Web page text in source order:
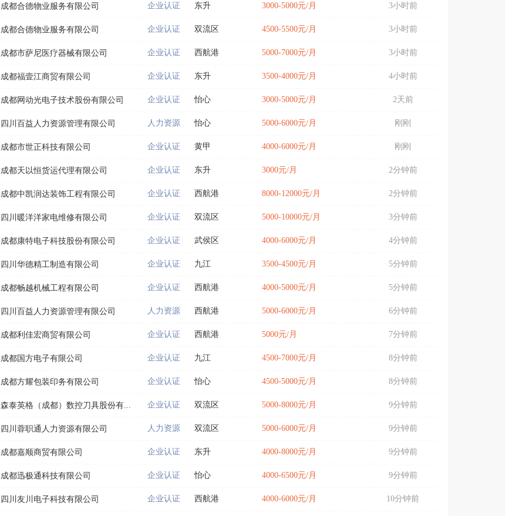
成都合德物业服务有限公司 企业认证 东升 3000-5000元/月 3小时前
成都合德物业服务有限公司 企业认证 双流区 4500-5500元/月 3小时前
成都市萨尼医疗器械有限公司 企业认证 西航港 5000-7000元/月 3小时前
成都福壹江商贸有限公司 企业认证 东升 3500-4000元/月 4小时前
成都网动光电子技术股份有限公司 企业认证 怡心 3000-5000元/月 2天前
四川百益人力资源管理有限公司 人力资源 怡心 5000-6000元/月 刚刚
成都市世正科技有限公司 企业认证 黄甲 4000-6000元/月 刚刚
成都天以恒货运代理有限公司 企业认证 东升 3000元/月 2分钟前
成都中凯润达装饰工程有限公司 企业认证 西航港 8000-12000元/月 2分钟前
四川暖洋洋家电维修有限公司 企业认证 双流区 5000-10000元/月 3分钟前
成都康特电子科技股份有限公司 企业认证 武侯区 4000-6000元/月 4分钟前
四川华德精工制造有限公司 企业认证 九江 3500-4500元/月 5分钟前
成都畅越机械工程有限公司 企业认证 西航港 4000-5000元/月 5分钟前
四川百益人力资源管理有限公司 人力资源 西航港 5000-6000元/月 6分钟前
成都利佳宏商贸有限公司 企业认证 西航港 5000元/月 7分钟前
成都国方电子有限公司 企业认证 九江 4500-7000元/月 8分钟前
成都方耀包装印务有限公司 企业认证 怡心 4500-5000元/月 8分钟前
森泰英格（成都）数控刀具股份有... 企业认证 双流区 5000-8000元/月 9分钟前
四川蓉职通人力资源有限公司 人力资源 双流区 5000-6000元/月 9分钟前
成都嘉顺商贸有限公司 企业认证 东升 4000-8000元/月 9分钟前
成都迅极通科技有限公司 企业认证 怡心 4000-6500元/月 9分钟前
四川友川电子科技有限公司 企业认证 西航港 4000-6000元/月 10分钟前